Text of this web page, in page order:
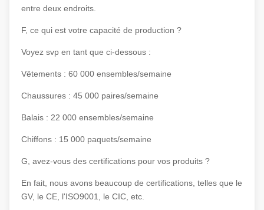
entre deux endroits.
F, ce qui est votre capacité de production ?
Voyez svp en tant que ci-dessous :
Vêtements : 60 000 ensembles/semaine
Chaussures : 45 000 paires/semaine
Balais : 22 000 ensembles/semaine
Chiffons : 15 000 paquets/semaine
G, avez-vous des certifications pour vos produits ?
En fait, nous avons beaucoup de certifications, telles que le
GV, le CE, l'ISO9001, le CIC, etc.